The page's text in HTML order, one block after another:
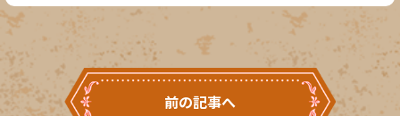
前の記事へ